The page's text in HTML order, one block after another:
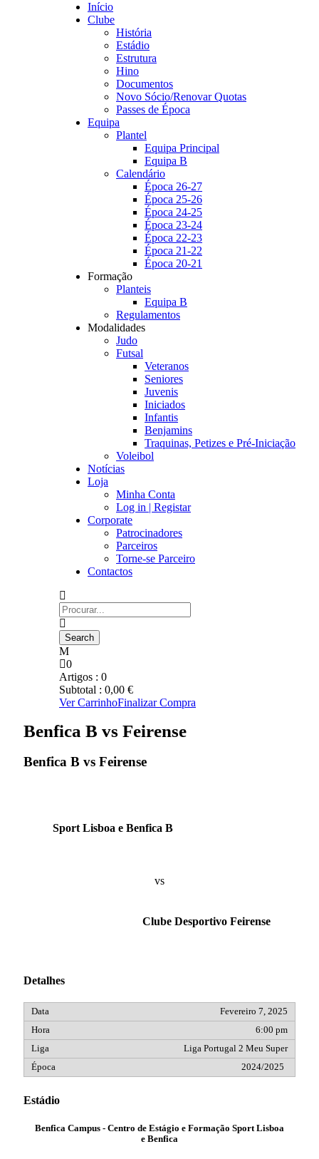
Início
Clube
História
Estádio
Estrutura
Hino
Documentos
Novo Sócio/Renovar Quotas
Passes de Época
Equipa
Plantel
Equipa Principal
Equipa B
Calendário
Época 26-27
Época 25-26
Época 24-25
Época 23-24
Época 22-23
Época 21-22
Época 20-21
Formação
Planteis
Equipa B
Regulamentos
Modalidades
Judo
Futsal
Veteranos
Seniores
Juvenis
Iniciados
Infantis
Benjamins
Traquinas, Petizes e Pré-Iniciação
Voleibol
Notícias
Loja
Minha Conta
Log in | Registar
Corporate
Patrocinadores
Parceiros
Torne-se Parceiro
Contactos
0
Artigos : 0
Subtotal : 0,00 €
Ver CarrinhoFinalizar Compra
Benfica B vs Feirense
Benfica B vs Feirense
Sport Lisboa e Benfica B
vs
Clube Desportivo Feirense
Detalhes
Fevereiro 7, 2025
6:00 pm
Liga Portugal 2 Meu Super
2024/2025
Estádio
Benfica Campus - Centro de Estágio e Formação Sport Lisboa
e Benfica